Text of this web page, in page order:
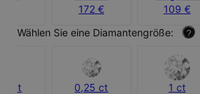
172 €
109 €
Wählen Sie eine Diamantengröße:
?
ct 0,25 ct 1 ct